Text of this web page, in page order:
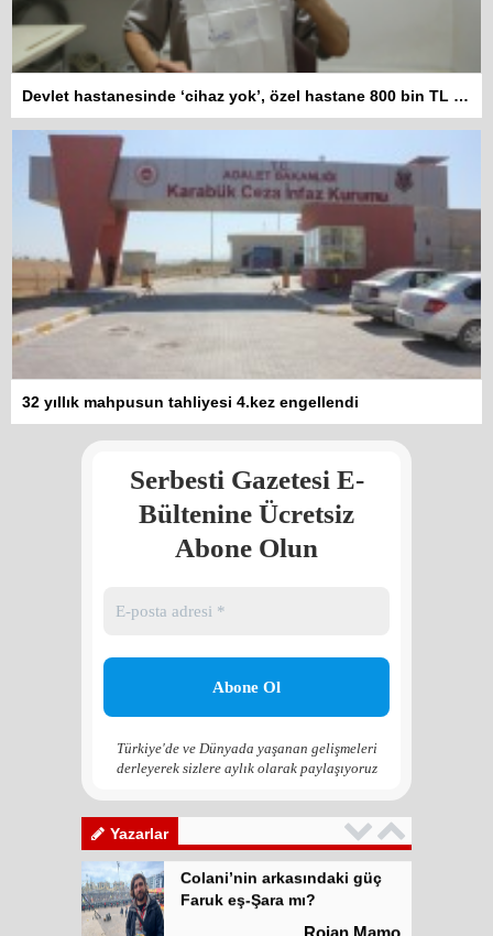
Devlet hastanesinde ‘cihaz yok’, özel hastane 800 bin TL istiyor
32 yıllık mahpusun tahliyesi 4.kez engellendi
Serbesti Gazetesi E-
Bültenine Ücretsiz
Abone Olun
Türkiye'de ve Dünyada yaşanan gelişmeleri
derleyerek sizlere aylık olarak paylaşıyoruz
Yazarlar
Kadına şiddet “Devlet” eliyle
meşrulaştırılıyor
Atilla Yüceak
Colani’nin arkasındaki güç
Faruk eş-Şara mı?
Hark Denklemi
Çözüm Süreci’nin yeniden
Kadına şiddet “Devlet” eliyle
meşrulaştırılıyor
Atilla Yüceak
Colani’nin arkasındaki güç
Faruk eş-Şara mı?
Rojan Mamo